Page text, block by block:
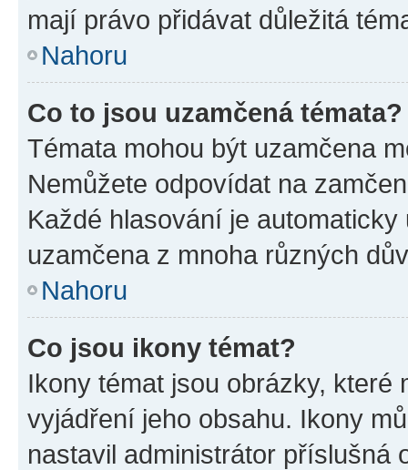
mají právo přidávat důležitá
Nahoru
Co to jsou uzamčená témata?
Témata mohou být uzamčena
Nemůžete odpovídat na
Každé hlasování je
uzamčena z mnoha různých
Nahoru
Co jsou ikony témat?
Ikony témat jsou obrázky,
vyjádření jeho obsahu. Ikony
nastavil administrátor příslušná